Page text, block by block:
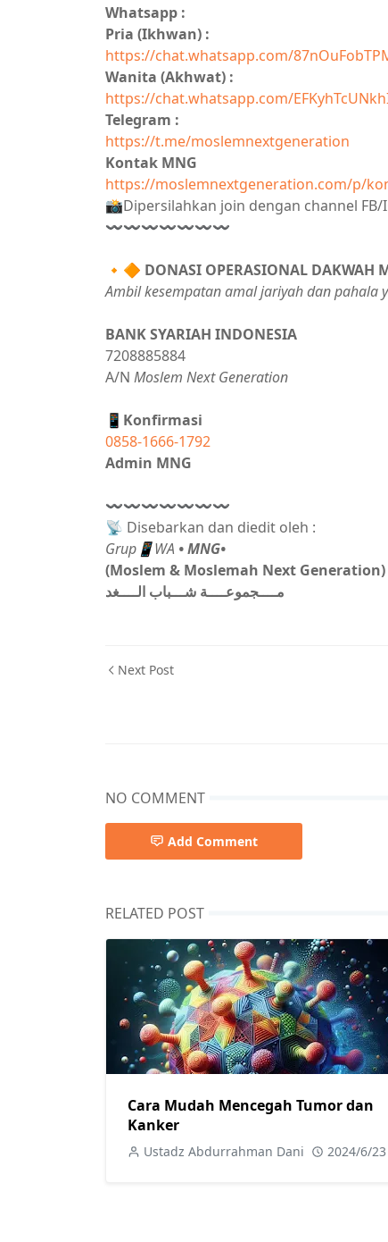
Whatsapp :
Pria (Ikhwan) :
https://chat.whatsapp.com/
Wanita (Akhwat) :
https://chat.whatsapp.com/
Telegram :
https://t.me/moslemnextgeneration
Kontak MNG
https://moslemnextgeneration.com/p/
📸Dipersilahkan join dengan channel
〰〰〰〰〰〰〰
🔸🔶 DONASI OPERASIONAL DAKWAH
Ambil kesempatan amal jariyah dan pahala
BANK SYARIAH INDONESIA
7208885884
A/N Moslem Next Generation
📱Konfirmasi
0858-1666-1792
Admin MNG
〰〰〰〰〰〰〰
📡 Disebarkan dan diedit oleh :
Grup📱WA • MNG•
(Moslem & Moslemah Next Generation)
مــــجموعــــة شـــباب الــــغد
Next Post
NO COMMENT
Add Comment
RELATED POST
Cara Mudah Mencegah Tumor dan
Kanker
Ustadz Abdurrahman Dani 2024/6/23